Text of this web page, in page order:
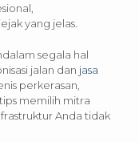
yang jelas.
segala hal
jalan dan jasa
perkerasan,
memilih mitra
Anda tidak